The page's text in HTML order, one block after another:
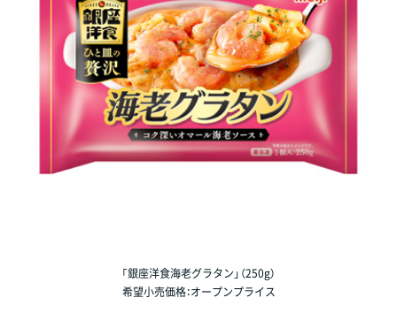
「銀座洋食海老グラタン」（250g）
希望小売価格：オープンプライス